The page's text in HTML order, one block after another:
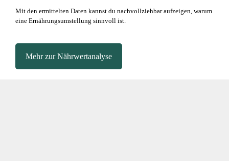
Mit den ermittelten Daten kannst du nachvollziehbar aufzeigen, warum
eine Ernährungsumstellung sinnvoll ist.
Mehr zur Nährwertanalyse